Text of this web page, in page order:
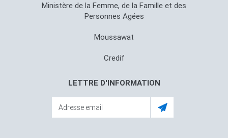
Ministère de la Femme, de la Famille et des
Personnes Agées
Moussawat
Credif
LETTRE D'INFORMATION